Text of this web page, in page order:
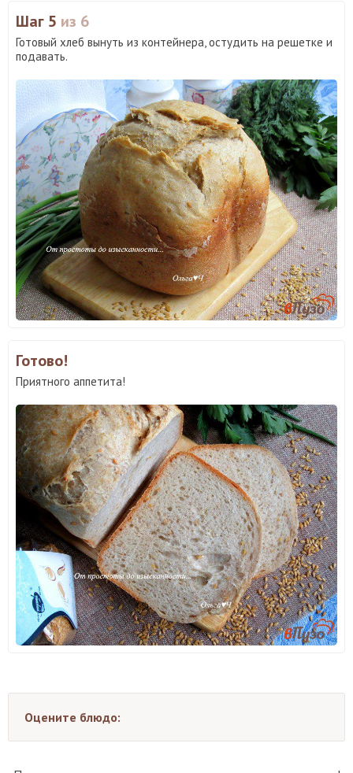
Шаг 5 из 6
Готовый хлеб вынуть из контейнера, остудить на решетке и
подавать.
Готово!
Приятного аппетита!
Оцените блюдо: